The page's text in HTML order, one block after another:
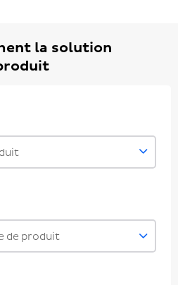
la solution
de produit